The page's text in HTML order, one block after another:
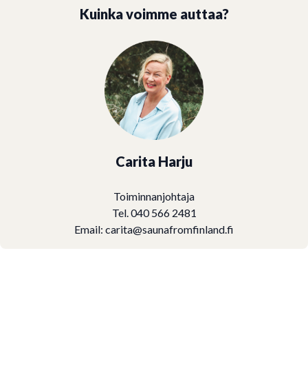
Kuinka voimme auttaa?
Carita Harju
Toiminnanjohtaja
Tel. 040 566 2481
Email: carita@saunafromfinland.fi